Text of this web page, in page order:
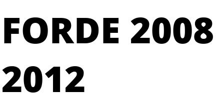
FORDE 2008
2012